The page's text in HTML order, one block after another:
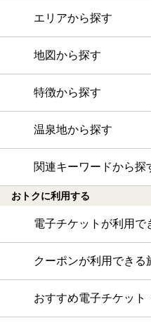
エリアから探す
地図から探す
特徴から探す
温泉地から探す
関連キーワードから探
おトクに利用する
電子チケットが利用で
クーポンが利用できる
おすすめ電子チケット